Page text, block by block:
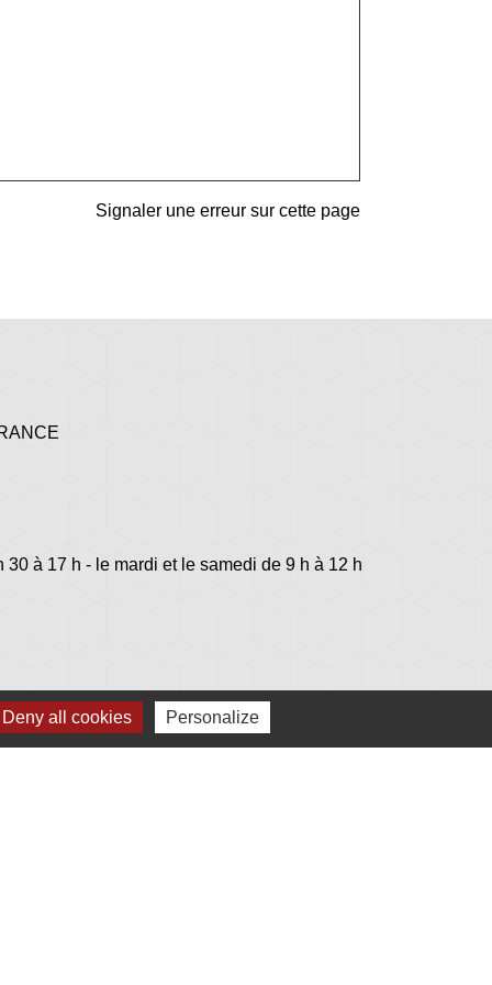
Signaler une erreur sur cette page
à 17 h - le mardi et le samedi de 9 h à 12 h
Deny all cookies Personalize